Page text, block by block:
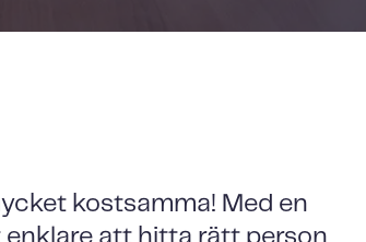
kostsamma! Med en